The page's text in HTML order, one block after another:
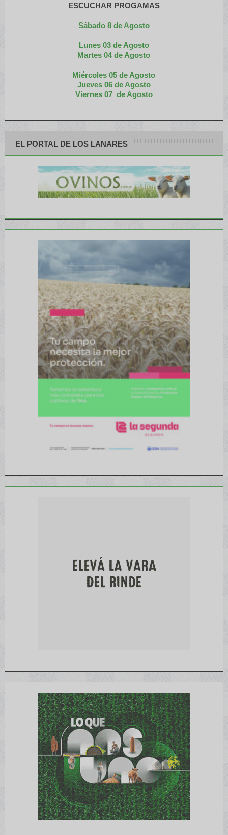
ESCUCHAR PROGAMAS
Sábado 8 de Agosto
Lunes 03 de Agosto
Martes 04 de Agosto
Miércoles 05 de Agosto
Jueves 06 de Agosto
Viernes 07 de Agosto
EL PORTAL DE LOS LANARES